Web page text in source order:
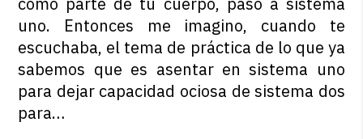
uno. Entonces me imagino, cuando te
escuchaba, el tema de práctica de lo que ya
sabemos que es asentar en sistema uno
para dejar capacidad ociosa de sistema dos
para…